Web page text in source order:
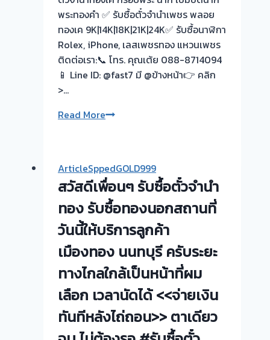
งาน
📌
ผล
งาน
วัน
ตั๋ว
ติวานนท์
นนทบุรี
🇹🇭
ขอบคุณ
ลูกค้า
ติวานนท์
นนทบุรี
ครับ⭐
พระทองคำ ✅ รับซื้อตั๋วจำนำเพชร พลอย
ทองเค 9K|14K|18K|21K|24K✅ รับซื้อนาฬิกา
Rolex, iPhone, เลสเพชรทอง แหวนเพชร
ติดต่อเรา:📞 โทร. คุณเต้ย 088-8714094
📱 Line ID: @fast7 มี @ข้างหน้า👉 คลิก
>…
Read Moreรับ
ทอง
|
ย่าน
–
ผล
งาน
วัน
นี้
ครับ
!
ArticleSppedGOLD999
สวัสดีเพื่อนๆ รับซื้อตั๋วจำนำ
ทอง รับซื้อทองนอกสถานที่
วันนี้ให้บริการลูกค้า
เมืองทอง นนทบุรี ครับระยะ
ทางไกลใกล้เป็นหน้าที่ผม
เลือก เวลานัดได้ <<จ่ายเงิน
ทันทีหลังไถ่ถอน>> ตาเดียว